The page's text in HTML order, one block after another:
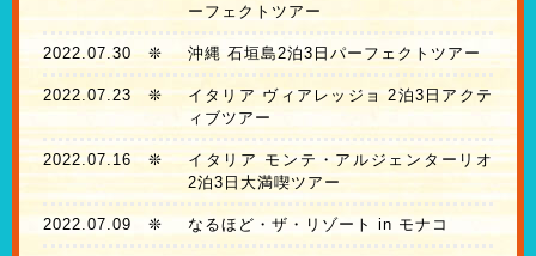
ーフェクトツアー
2022.07.30 ❊ 沖縄 石垣島2泊3日パーフェクトツアー
2022.07.23❊
イタリア ヴィアレッジョ 2泊3日アクテ
ィブツアー
2022.07.16❊
イタリア モンテ・アルジェンターリオ
2泊3日大満喫ツアー
2022.07.09 ❊ なるほど・ザ・リゾート in モナコ